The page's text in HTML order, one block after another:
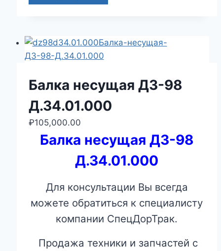
Балка несущая ДЗ-98
Д.34.01.000
₽105,000.00
Балка несущая ДЗ-98
Д.34.01.000
Для консультации Вы всегда
можете обратиться к специалисту
компании СпецДорТрак.
Продажа техники и запчастей с